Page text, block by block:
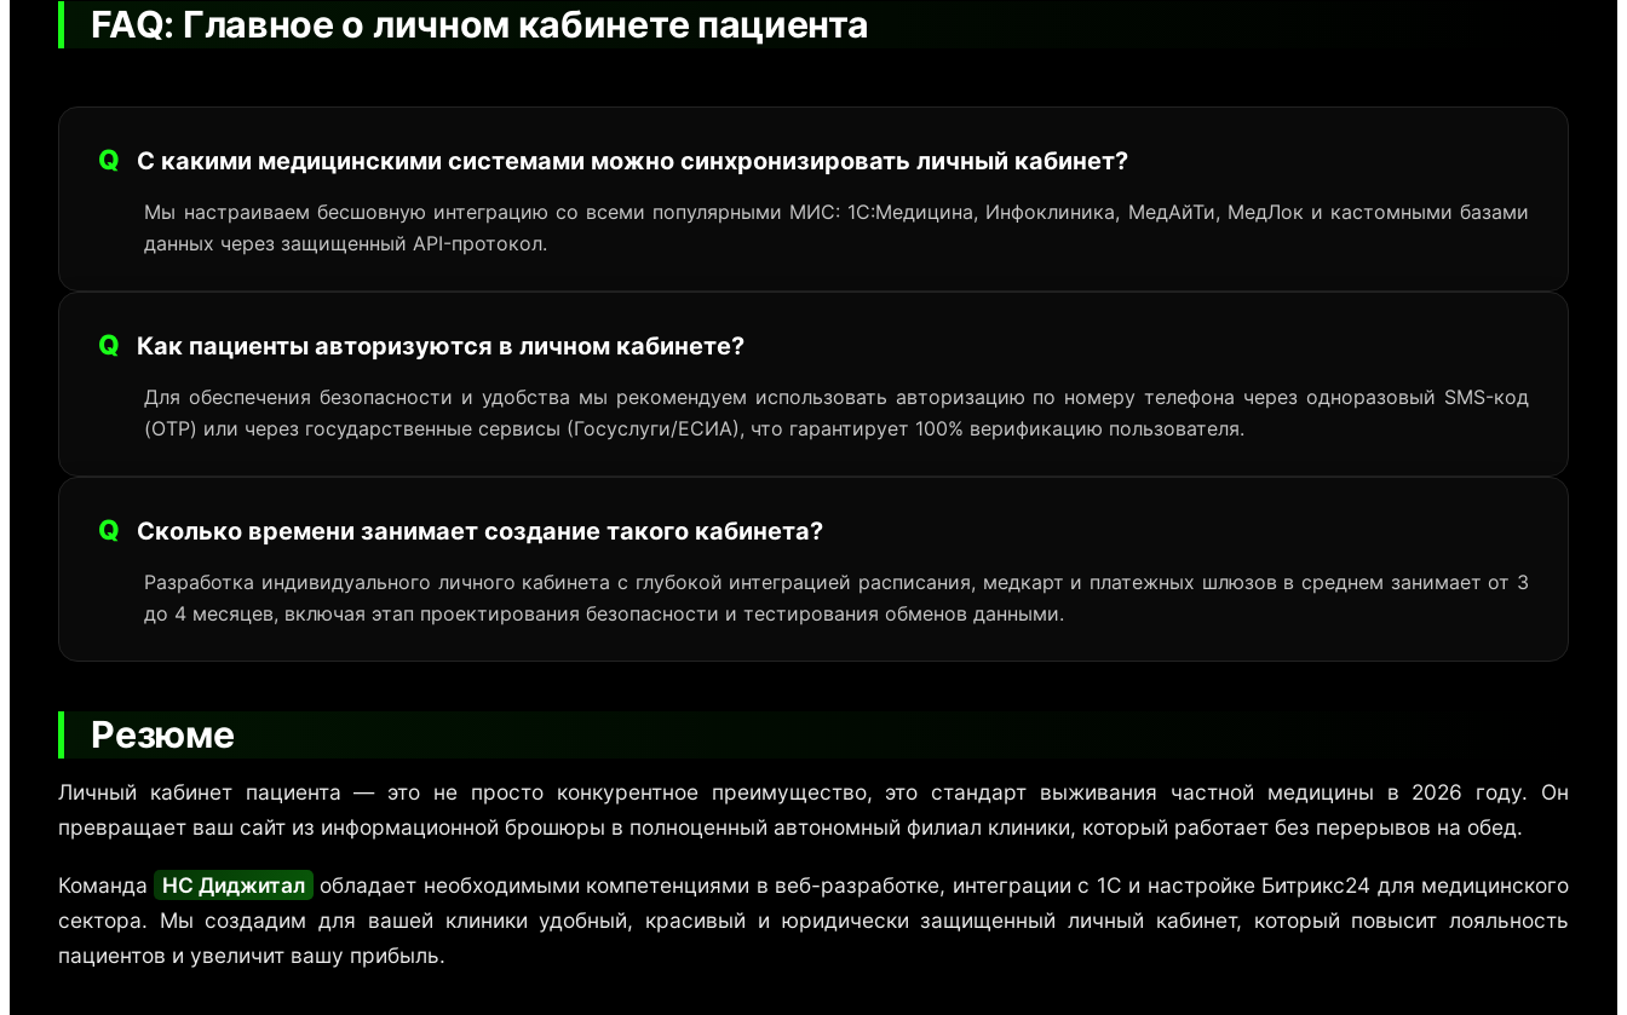
FAQ: Главное о личном кабинете пациента
Q С какими медицинскими системами можно синхронизировать личный кабинет?
Мы настраиваем бесшовную интеграцию со всеми популярными МИС: 1С:Медицина, Инфоклиника, МедАйТи, МедЛок и кастомными базами
данных через защищенный API-протокол.
Q Как пациенты авторизуются в личном кабинете?
Для обеспечения безопасности и удобства мы рекомендуем использовать авторизацию по номеру телефона через одноразовый SMS-код
(OTP) или через государственные сервисы (Госуслуги/ЕСИА), что гарантирует 100% верификацию пользователя.
Q Сколько времени занимает создание такого кабинета?
Разработка индивидуального личного кабинета с глубокой интеграцией расписания, медкарт и платежных шлюзов в среднем занимает от 3
до 4 месяцев, включая этап проектирования безопасности и тестирования обменов данными.
Резюме
Личный кабинет пациента — это не просто конкурентное преимущество, это стандарт выживания частной медицины в 2026 году. Он
превращает ваш сайт из информационной брошюры в полноценный автономный филиал клиники, который работает без перерывов на обед.
Команда НС Диджитал
обладает необходимыми компетенциями в веб-разработке, интеграции с 1С и настройке Битрикс24 для медицинского
сектора. Мы создадим для вашей клиники удобный, красивый и юридически защищенный личный кабинет, который повысит лояльность
пациентов и увеличит вашу прибыль.